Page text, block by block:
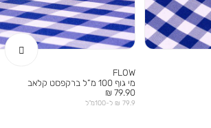
FLOW
מי גוף 100 מ”ל ברקפסט קלאב
מחיר
מוצר
79.90 ₪
79.9 ₪ ל-100מ”ל